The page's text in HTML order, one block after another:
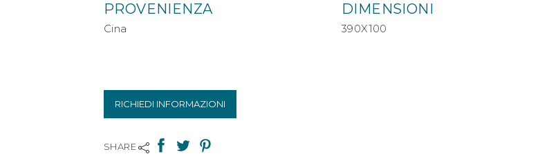
PROVENIENZA
Cina
DIMENSIONI
390X100
RICHIEDI INFORMAZIONI
SHARE